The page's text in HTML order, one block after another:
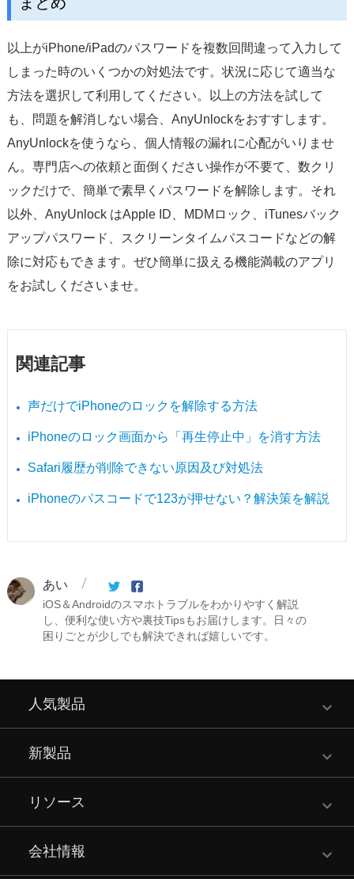
以上がiPhone/iPadのパスワードを複数回間違って入力して
しまった時のいくつかの対処法です。状況に応じて適当な
方法を選択して利用してください。以上の方法を試して
も、問題を解消しない場合、AnyUnlockをおすすします。
AnyUnlockを使うなら、個人情報の漏れに心配がいりませ
ん。専門店への依頼と面倒ください操作が不要て、数クリ
ックだけで、簡単で素早くパスワードを解除します。それ
以外、AnyUnlock はApple ID、MDMロック、iTunesバック
アップパスワード、スクリーンタイムパスコードなどの解
除に対応もできます。ぜひ簡単に扱える機能満載のアプリ
をお試しくださいませ。
関連記事
声だけでiPhoneのロックを解除する方法
iPhoneのロック画面から「再生停止中」を消す方法
Safari履歴が削除できない原因及び対処法
iPhoneのパスコードで123が押せない？解決策を解説
あい
iOS＆Androidのスマホトラブルをわかりやすく解説
し、便利な使い方や裏技Tipsもお届けします。日々の
困りごとが少しでも解決できれば嬉しいです。
人気製品
新製品
リソース
会社情報